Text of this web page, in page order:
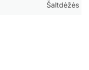
Šaltdėžės